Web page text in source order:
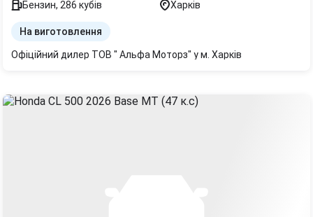
Бензин, 286 кубів Харків
На виготовлення
Офіційний дилер ТОВ " Альфа Моторз" у м. Харків